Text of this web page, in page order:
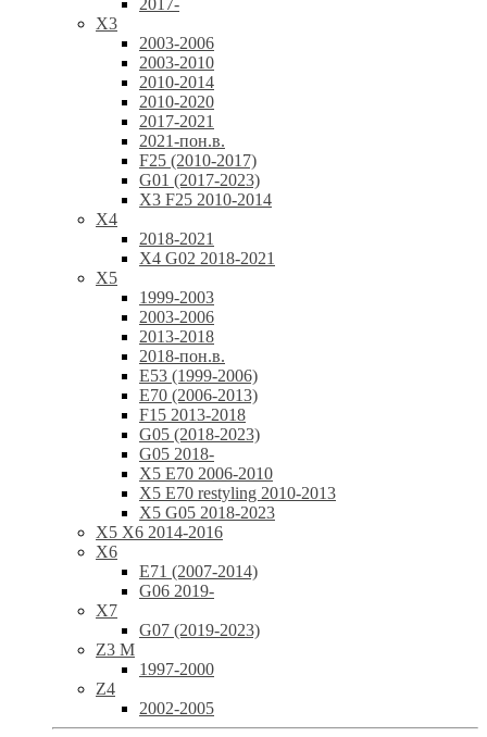
2017-
X3
2003-2006
2003-2010
2010-2014
2010-2020
2017-2021
2021-пон.в.
F25 (2010-2017)
G01 (2017-2023)
X3 F25 2010-2014
X4
2018-2021
X4 G02 2018-2021
X5
1999-2003
2003-2006
2013-2018
2018-пон.в.
E53 (1999-2006)
E70 (2006-2013)
F15 2013-2018
G05 (2018-2023)
G05 2018-
X5 E70 2006-2010
X5 E70 restyling 2010-2013
X5 G05 2018-2023
X5 X6 2014-2016
X6
E71 (2007-2014)
G06 2019-
X7
G07 (2019-2023)
Z3 M
1997-2000
Z4
2002-2005